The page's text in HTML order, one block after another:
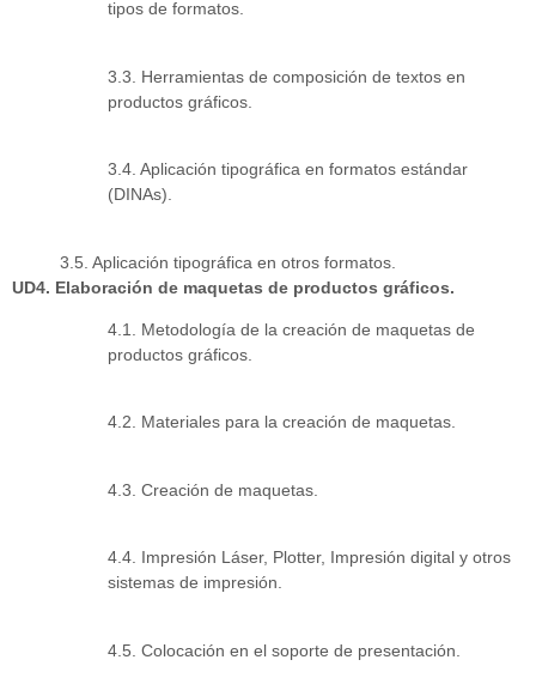
tipos de formatos.
3.3. Herramientas de composición de textos en
productos gráficos.
3.4. Aplicación tipográfica en formatos estándar
(DINAs).
3.5. Aplicación tipográfica en otros formatos.
UD4. Elaboración de maquetas de productos gráficos.
4.1. Metodología de la creación de maquetas de
productos gráficos.
4.2. Materiales para la creación de maquetas.
4.3. Creación de maquetas.
4.4. Impresión Láser, Plotter, Impresión digital y otros
sistemas de impresión.
4.5. Colocación en el soporte de presentación.